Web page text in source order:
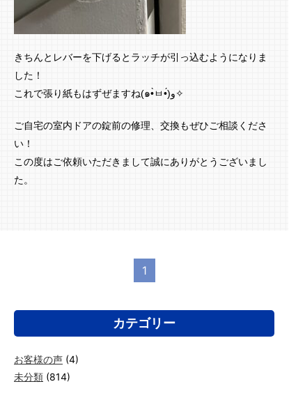
きちんとレバーを下げるとラッチが引っ込むようになりま
した！
これで張り紙もはずぜますね(๑•̀ㅂ•́)و✧
ご自宅の室内ドアの錠前の修理、交換もぜひご相談くださ
い！
この度はご依頼いただきまして誠にありがとうございまし
た。
1
カテゴリー
お客様の声 (4)
未分類 (814)